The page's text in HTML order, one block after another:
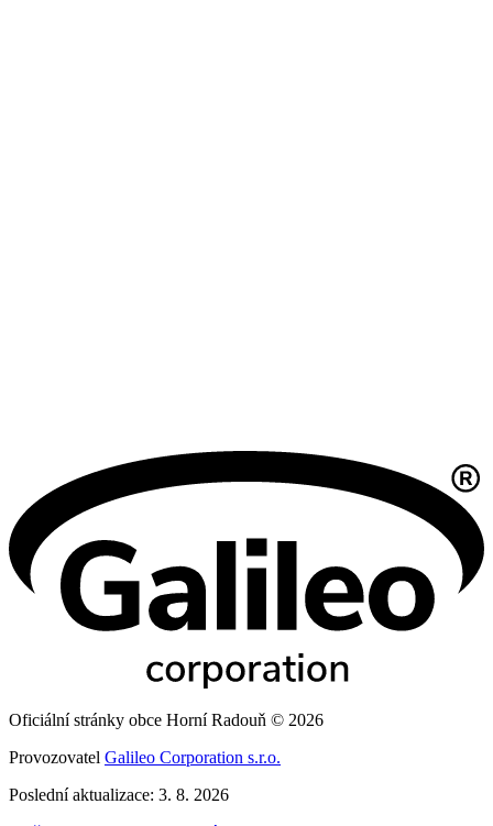
Oficiální stránky obce Horní Radouň © 2026
Provozovatel Galileo Corporation s.r.o.
Poslední aktualizace: 3. 8. 2026